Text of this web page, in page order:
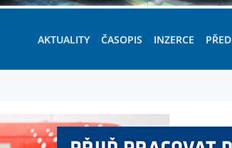
AKTUALITY ČASOPIS INZERCE